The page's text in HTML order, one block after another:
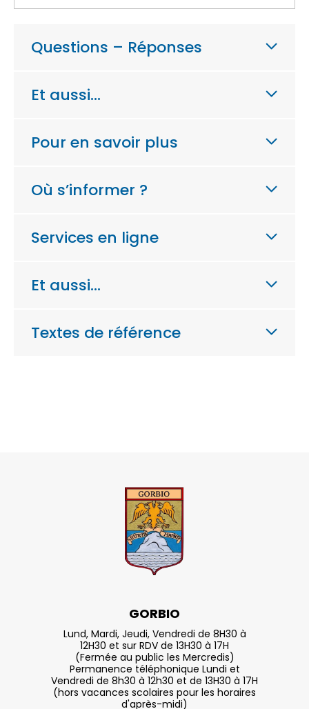
Questions – Réponses
Et aussi…
Pour en savoir plus
Où s’informer ?
Services en ligne
Et aussi…
Textes de référence
GORBIO
Lund, Mardi, Jeudi, Vendredi de 8H30 à
12H30 et sur RDV de 13H30 à 17H
(Fermée au public les Mercredis)
Permanence téléphonique Lundi et
Vendredi de 8h30 à 12h30 et de 13H30 à 17H
(hors vacances scolaires pour les horaires
d'après-midi)